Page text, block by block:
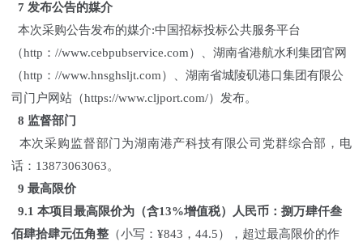
7 发布公告的媒介
本次采购公告发布的媒介:中国招标投标公共服务平台
（http：//www.cebpubservice.com）、湖南省港航水利集团官网
（http：//www.hnsghsljt.com）、湖南省城陵矶港口集团有限公
司门户网站（https://www.cljport.com/）发布。
8 监督部门
本次采购监督部门为湖南港产科技有限公司党群综合部，电
话：13873063063。
9 最高限价
9.1 本项目最高限价为（含13%增值税）人 民币 ： 捌万肆仟叁
佰肆拾肆元伍角整 （小写：¥843，44.5），超过最高限价的作